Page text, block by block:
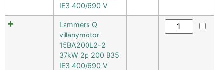
IE3 400/690 V
Lammers Q
villanymotor
15BA200L2-2
37kW 2p 200 B35
IE3 400/690 V